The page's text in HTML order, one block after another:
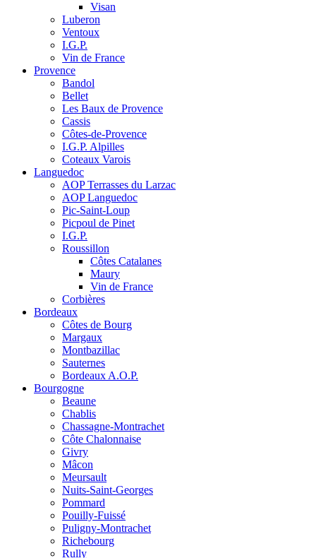
Visan
Luberon
Ventoux
I.G.P.
Vin de France
Provence
Bandol
Bellet
Les Baux de Provence
Cassis
Côtes-de-Provence
I.G.P. Alpilles
Coteaux Varois
Languedoc
AOP Terrasses du Larzac
AOP Languedoc
Pic-Saint-Loup
Picpoul de Pinet
I.G.P.
Roussillon
Côtes Catalanes
Maury
Vin de France
Corbières
Bordeaux
Côtes de Bourg
Margaux
Montbazillac
Sauternes
Bordeaux A.O.P.
Bourgogne
Beaune
Chablis
Chassagne-Montrachet
Côte Chalonnaise
Givry
Mâcon
Meursault
Nuits-Saint-Georges
Pommard
Pouilly-Fuissé
Puligny-Montrachet
Richebourg
Rully